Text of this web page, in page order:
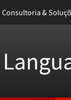
Consultoria &